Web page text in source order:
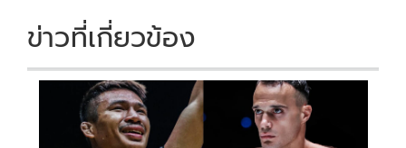
k k
ข่าวที่เกี่ยวข้อง